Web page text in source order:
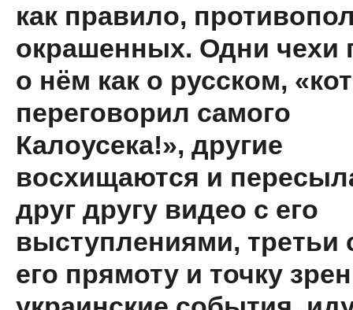
как правило,
окрашенных. Одни чехи
о нём как о русском,
переговорил самого
Калоусека!», другие
восхищаются и
друг другу видео с его
выступлениями, третьи
его прямоту и точку